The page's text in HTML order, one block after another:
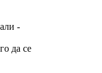
-
да се